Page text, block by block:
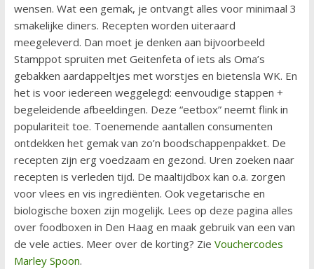
wensen. Wat een gemak, je ontvangt alles voor minimaal 3
smakelijke diners. Recepten worden uiteraard
meegeleverd. Dan moet je denken aan bijvoorbeeld
Stamppot spruiten met Geitenfeta of iets als Oma’s
gebakken aardappeltjes met worstjes en bietensla WK. En
het is voor iedereen weggelegd: eenvoudige stappen +
begeleidende afbeeldingen. Deze “eetbox” neemt flink in
populariteit toe. Toenemende aantallen consumenten
ontdekken het gemak van zo’n boodschappenpakket. De
recepten zijn erg voedzaam en gezond. Uren zoeken naar
recepten is verleden tijd. De maaltijdbox kan o.a. zorgen
voor vlees en vis ingrediënten. Ook vegetarische en
biologische boxen zijn mogelijk. Lees op deze pagina alles
over foodboxen in Den Haag en maak gebruik van een van
de vele acties. Meer over de korting? Zie Vouchercodes
Marley Spoon.